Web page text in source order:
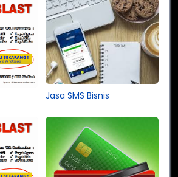
Jasa SMS Bisnis